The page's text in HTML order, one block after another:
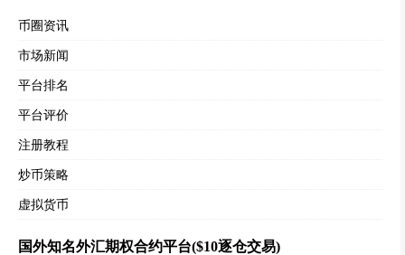
币圈资讯
市场新闻
平台排名
平台评价
注册教程
炒币策略
虚拟货币
国外知名外汇期权合约平台($10逐仓交易)